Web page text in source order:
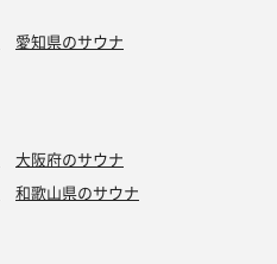
愛知県のサウナ
大阪府のサウナ
和歌山県のサウナ